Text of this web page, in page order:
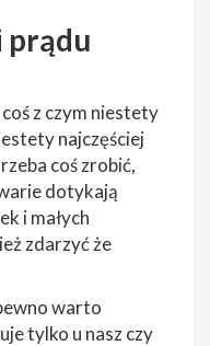
prądu
z czym niestety
najczęściej
coś zrobić,
dotykają
i małych
zdarzyć że
warto
tylko u nasz czy